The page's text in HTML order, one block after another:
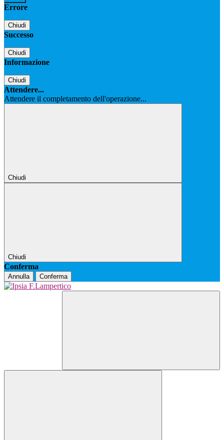
Errore
Chiudi
Successo
Chiudi
Informazione
Chiudi
Attendere...
Attendere il completamento dell'operazione...
Chiudi
Chiudi
Conferma
Annulla Conferma